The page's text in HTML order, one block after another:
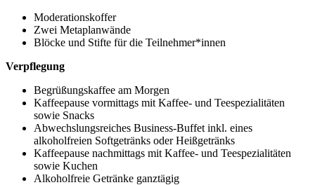
Moderationskoffer
Zwei Metaplanwände
Blöcke und Stifte für die Teilnehmer*innen
Verpflegung
Begrüßungskaffee am Morgen
Kaffeepause vormittags mit Kaffee- und Teespezialitäten
sowie Snacks
Abwechslungsreiches Business-Buffet inkl. eines
alkoholfreien Softgetränks oder Heißgetränks
Kaffeepause nachmittags mit Kaffee- und Teespezialitäten
sowie Kuchen
Alkoholfreie Getränke ganztägig